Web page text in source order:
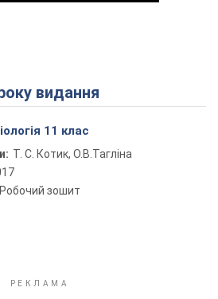
Play Video
видання
11 клас
Т. С. Котик, О.В.Тагліна
Робочий зошит